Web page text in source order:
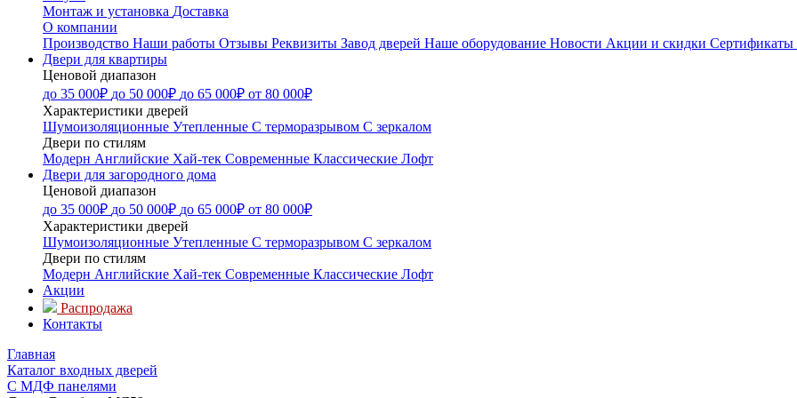
Монтаж и установка Доставка
О компании
Производство Наши работы Отзывы Реквизиты Завод дверей Наше оборудование Новости Акции и скидки Сертификаты
Двери для квартиры
Ценовой диапазон
до 35 000₽ до 50 000₽ до 65 000₽ от 80 000₽
Характеристики дверей
Шумоизоляционные Утепленные С терморазрывом С зеркалом
Двери по стилям
Модерн Английские Хай-тек Современные Классические Лофт
Двери для загородного дома
Ценовой диапазон
до 35 000₽ до 50 000₽ до 65 000₽ от 80 000₽
Характеристики дверей
Шумоизоляционные Утепленные С терморазрывом С зеркалом
Двери по стилям
Модерн Английские Хай-тек Современные Классические Лофт
Акции
Распродажа
Контакты
Главная
Каталог входных дверей
С МДФ панелями